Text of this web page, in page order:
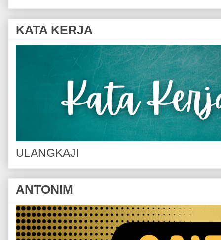
KATA KERJA
ULANGKAJI
ANTONIM